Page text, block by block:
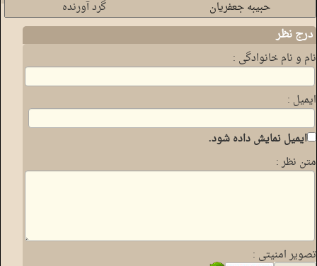
حبیبه جعفریان گرد آورنده
درج نظر
نام و نام خانوادگی :
ایمیل :
ایمیل نمایش داده شود.
متن نظر :
تصویر امنیتی :